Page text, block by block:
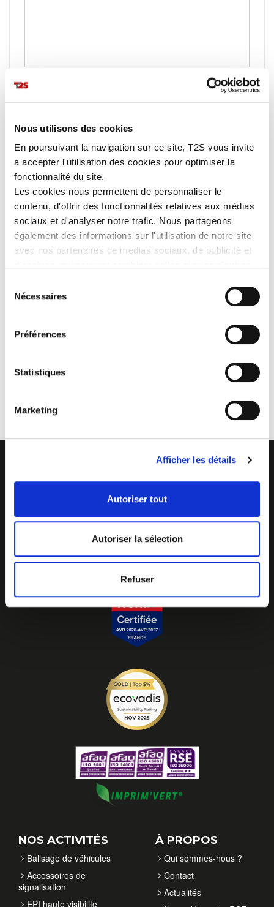
Nous utilisons des cookies
En poursuivant la navigation sur ce site, T2S vous invite
à accepter l'utilisation des cookies pour optimiser la
fonctionnalité du site.
Les cookies nous permettent de personnaliser le
contenu, d'offrir des fonctionnalités relatives aux médias
sociaux et d'analyser notre trafic. Nous partageons
également des informations sur l'utilisation de notre site
avec nos partenaires de médias sociaux, de publicité et
collectées lors de votre utilisation de leurs services.
Nécessaires
Préférences
Statistiques
Marketing
Afficher les détails
Autoriser tout
Autoriser la sélection
Refuser
Captcha
ENVOYER
T2S
FRANCE
42291 SORBIERS CEDEX - France
Tél. : + 33 (0)4 77 53 05 05
Contactez-nous !
Plan d'accès
NOS ACTIVITÉS
Balisage de véhicules
Accessoires de
signalisation
EPI haute visibilité
À PROPOS
Qui sommes-nous ?
Contact
Actualités